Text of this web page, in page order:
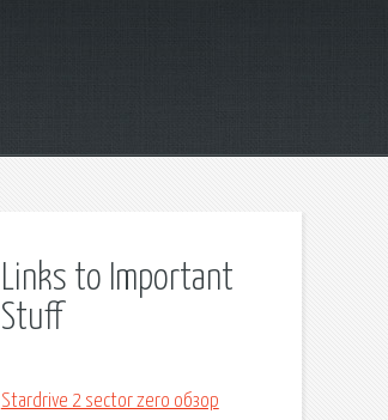
Links to Important
Stuff
Stardrive 2 sector zero обзор